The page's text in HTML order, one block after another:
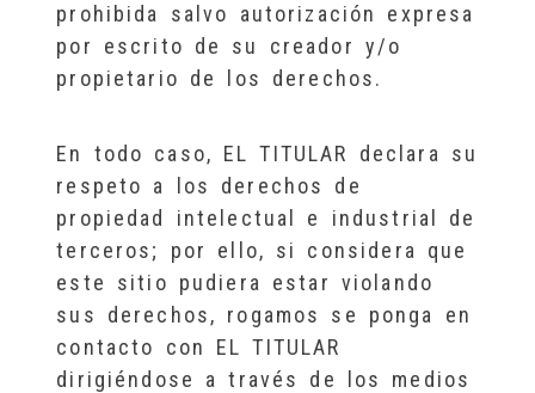
prohibida salvo autorización expresa
por escrito de su creador y/o
propietario de los derechos.
En todo caso, EL TITULAR declara su
respeto a los derechos de
propiedad intelectual e industrial de
terceros; por ello, si considera que
este sitio pudiera estar violando
sus derechos, rogamos se ponga en
contacto con EL TITULAR
dirigiéndose a través de los medios